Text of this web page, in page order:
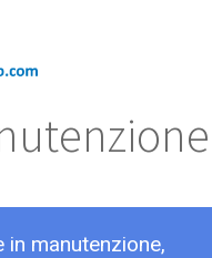
manutenzione,